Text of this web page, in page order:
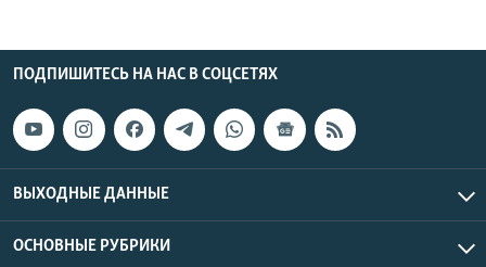
ПОДПИШИТЕСЬ НА НАС В СОЦСЕТЯХ
ВЫХОДНЫЕ ДАННЫЕ
ОСНОВНЫЕ РУБРИКИ